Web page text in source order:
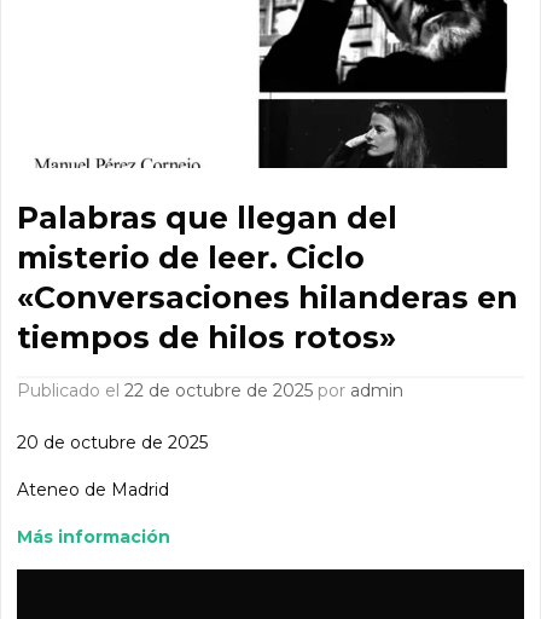
Palabras que llegan del
misterio de leer. Ciclo
«Conversaciones hilanderas en
tiempos de hilos rotos»
Publicado el22 de octubre de 2025 por admin
20 de octubre de 2025
Ateneo de Madrid
Más información